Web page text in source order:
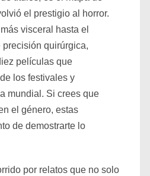
el prestigio al horror.
visceral hasta el
quirúrgica,
películas que
los festivales y
mundial. Si crees que
el género, estas
de demostrarte lo
por relatos que no solo